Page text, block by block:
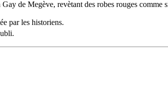
de Megève, revètant des robes rouges
par les historiens.